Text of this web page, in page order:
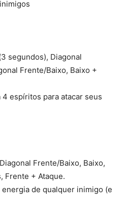
segundos), Diagonal
Frente/Baixo, Baixo +
espíritos para atacar seus
Frente/Baixo, Baixo,
Frente + Ataque.
de qualquer inimigo (e